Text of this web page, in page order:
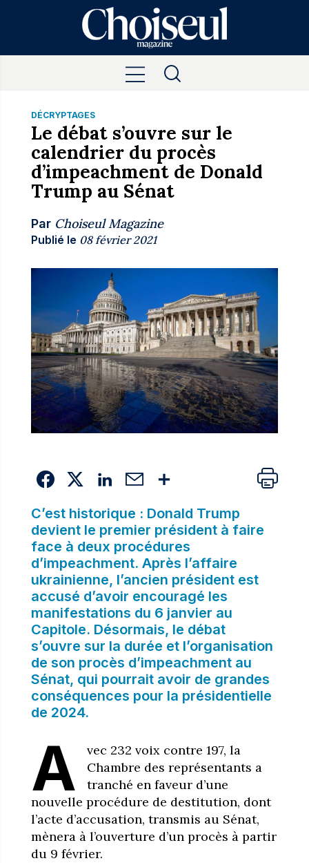
DÉCRYPTAGES
Le débat s’ouvre sur le
calendrier du procès
d’impeachment de Donald
Trump au Sénat
Par Choiseul Magazine
Publié le 08 février 2021
C’est historique : Donald Trump
devient le premier président à faire
face à deux procédures
d’impeachment. Après l’affaire
ukrainienne, l’ancien président est
accusé d’avoir encouragé les
manifestations du 6 janvier au
Capitole. Désormais, le débat
s’ouvre sur la durée et l’organisation
de son procès d’impeachment au
Sénat, qui pourrait avoir de grandes
conséquences pour la présidentielle
de 2024.
A
vec 232 voix contre 197, la
Chambre des représentants a
tranché en faveur d’une
nouvelle procédure de destitution, dont
l’acte d’accusation, transmis au Sénat,
mènera à l’ouverture d’un procès à partir
du 9 février.